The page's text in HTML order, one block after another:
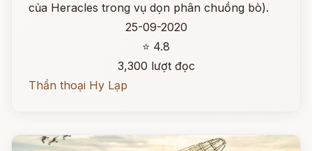
của Heracles trong vụ dọn phân chuồng bò).
25-09-2020
⭐ 4.8
3,300 lượt đọc
Thần thoại Hy Lạp